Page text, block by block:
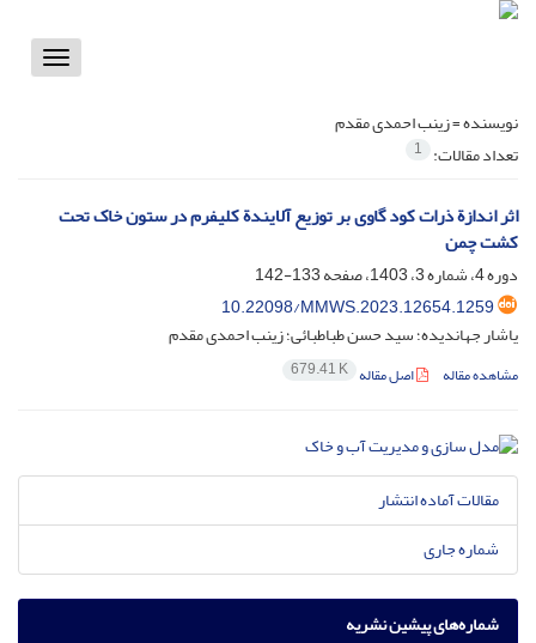
Toggle
نویسنده =زینب احمدی مقدم
تعداد مقالات: 1
اثر اندازة ذرات کود گاوی بر توزیع آلایندة کلیفرم در ستون خاک تحت
کشت چمن
دوره 4، شماره 3، 1403، صفحه
133-142
10.22098/MMWS.2023.12654.1259
یاشار جهاندیده؛ سید حسن طباطبائی؛ زینب احمدی مقدم
مشاهده مقاله اصل مقاله 679.41 K
مقالات آماده انتشار
شماره جاری
شماره‌های پیشین نشریه